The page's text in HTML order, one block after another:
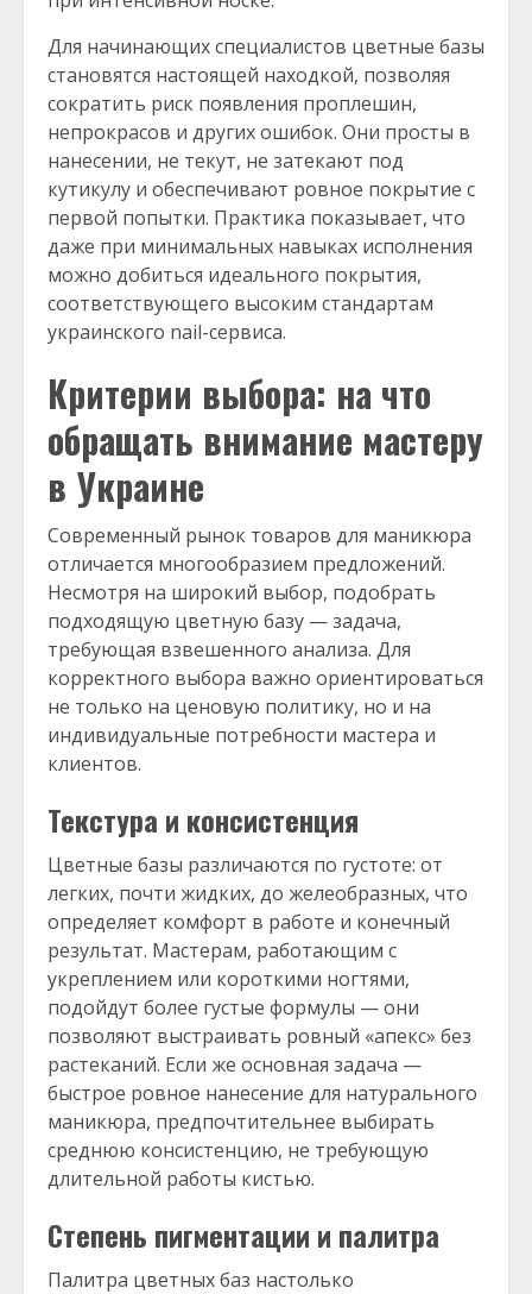
Для начинающих специалистов цветные базы
становятся настоящей находкой, позволяя
сократить риск появления проплешин,
непрокрасов и других ошибок. Они просты в
нанесении, не текут, не затекают под
кутикулу и обеспечивают ровное покрытие с
первой попытки. Практика показывает, что
даже при минимальных навыках исполнения
можно добиться идеального покрытия,
соответствующего высоким стандартам
украинского nail-сервиса.
Критерии выбора: на что
обращать внимание мастеру
в Украине
Современный рынок товаров для маникюра
отличается многообразием предложений.
Несмотря на широкий выбор, подобрать
подходящую цветную базу — задача,
требующая взвешенного анализа. Для
корректного выбора важно ориентироваться
не только на ценовую политику, но и на
индивидуальные потребности мастера и
клиентов.
Текстура и консистенция
Цветные базы различаются по густоте: от
легких, почти жидких, до желеобразных, что
определяет комфорт в работе и конечный
результат. Мастерам, работающим с
укреплением или короткими ногтями,
подойдут более густые формулы — они
позволяют выстраивать ровный «апекс» без
растеканий. Если же основная задача —
быстрое ровное нанесение для натурального
маникюра, предпочтительнее выбирать
среднюю консистенцию, не требующую
длительной работы кистью.
Степень пигментации и палитра
Палитра цветных баз настолько